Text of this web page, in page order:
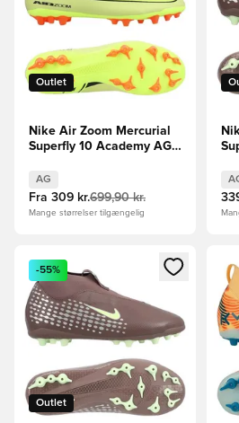
Outlet
Nike Air Zoom Mercurial
Superfly 10 Academy AG
Grøn/Neon/Orange
AG
Fra 309 kr.699,90 kr.
Mange størrelser tilgængelig
Åbner en Modal til at logge ind
Outlet
-55%